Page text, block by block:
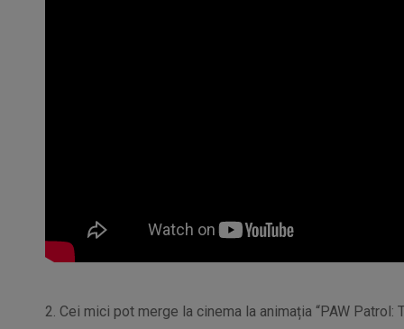
2. Cei mici pot merge la cinema la animația “PAW